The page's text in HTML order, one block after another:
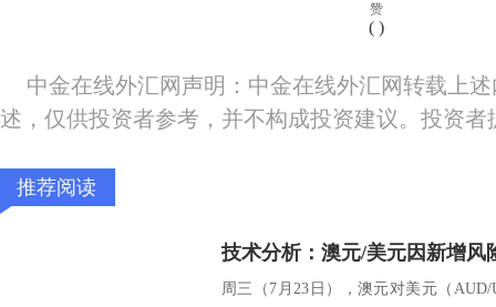
赞
( )
中金在线外汇网声明：中金在线外汇网转载上
述，仅供投资者参考，并不构成投资建议。投资
推荐阅读
技术分析：澳元/美元因新增风
周三（7月23日），澳元对美元（